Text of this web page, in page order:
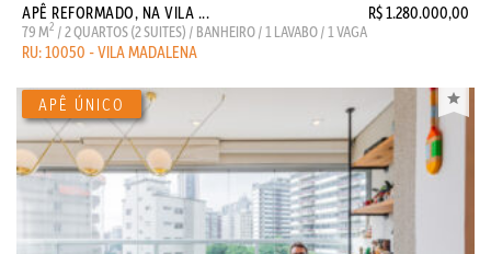
APÊ REFORMADO, NA VILA ... R$ 1.280.000,00
79 M2 / 2 QUARTOS (2 SUITES) / BANHEIRO / 1 LAVABO / 1 VAGA
RU: 10050 - VILA MADALENA